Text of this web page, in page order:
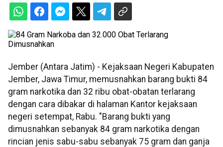
Jember (Antara Jatim) - Kejaksaan Negeri Kabupaten
Jember, Jawa Timur, memusnahkan barang bukti 84
gram narkotika dan 32 ribu obat-obatan terlarang
dengan cara dibakar di halaman Kantor kejaksaan
negeri setempat, Rabu. "Barang bukti yang
dimusnahkan sebanyak 84 gram narkotika dengan
rincian jenis sabu-sabu sebanyak 75 gram dan ganja